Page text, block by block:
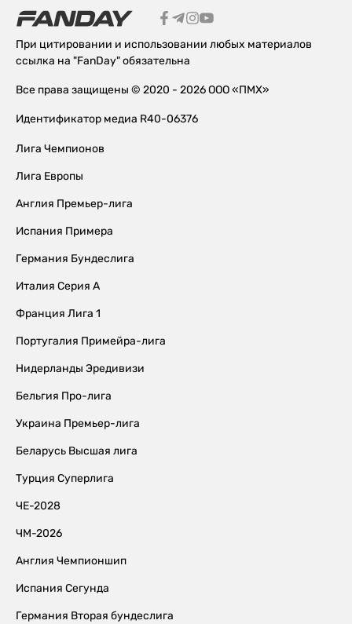
При цитировании и использовании любых материалов
ссылка на "FanDay" обязательна
Все права защищены © 2020 - 2026 ООО «ПМХ»
Идентификатор медиа R40-06376
Лига Чемпионов
Лига Европы
Англия Премьер-лига
Испания Примера
Германия Бундеслига
Италия Серия А
Франция Лига 1
Португалия Примейра-лига
Нидерланды Эредивизи
Бельгия Про-лига
Украина Премьер-лига
Беларусь Высшая лига
Турция Суперлига
ЧЕ-2028
ЧМ-2026
Англия Чемпионшип
Испания Сегунда
Германия Вторая бундеслига